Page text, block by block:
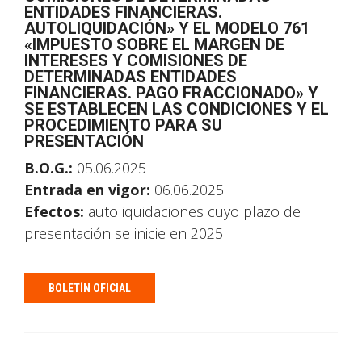
ENTIDADES FINANCIERAS.
AUTOLIQUIDACIÓN» Y EL MODELO 761
«IMPUESTO SOBRE EL MARGEN DE
INTERESES Y COMISIONES DE
DETERMINADAS ENTIDADES
FINANCIERAS. PAGO FRACCIONADO» Y
SE ESTABLECEN LAS CONDICIONES Y EL
PROCEDIMIENTO PARA SU
PRESENTACIÓN
B.O.G.: 05.06.2025
Entrada en vigor: 06.06.2025
Efectos: autoliquidaciones cuyo plazo de
presentación se inicie en 2025
BOLETÍN OFICIAL